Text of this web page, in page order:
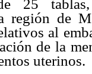
25 tablas,
región de
al
de la
uterinos.